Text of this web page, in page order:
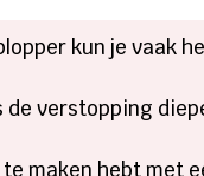
kun je vaak
verstopping
maken hebt met